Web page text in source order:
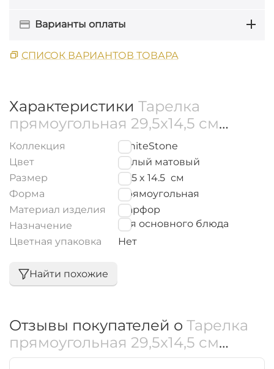
Варианты оплаты
СПИСОК ВАРИАНТОВ ТОВАРА
Характеристики Тарелка
прямоугольная 29,5x14,5 см
WL‑661509/A
Коллекция
WhiteStone
Цвет
Белый матовый
Размер
29.5 x 14.5 см
Форма
Прямоугольная
Материал изделия
Фарфор
Назначение
для основного блюда
Цветная упаковка
Нет
Найти похожие
Отзывы покупателей о Тарелка
прямоугольная 29,5x14,5 см
WL‑661509/A